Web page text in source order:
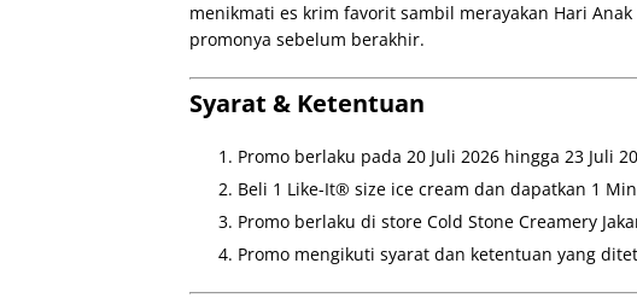
menikmati es krim favorit sambil merayakan Hari
promonya sebelum berakhir.
Syarat & Ketentuan
Promo berlaku pada 20 Juli 2026 hingga 23 Juli
Beli 1 Like-It® size ice cream dan dapatkan 1
Promo berlaku di store Cold Stone Creamery
Promo mengikuti syarat dan ketentuan yang